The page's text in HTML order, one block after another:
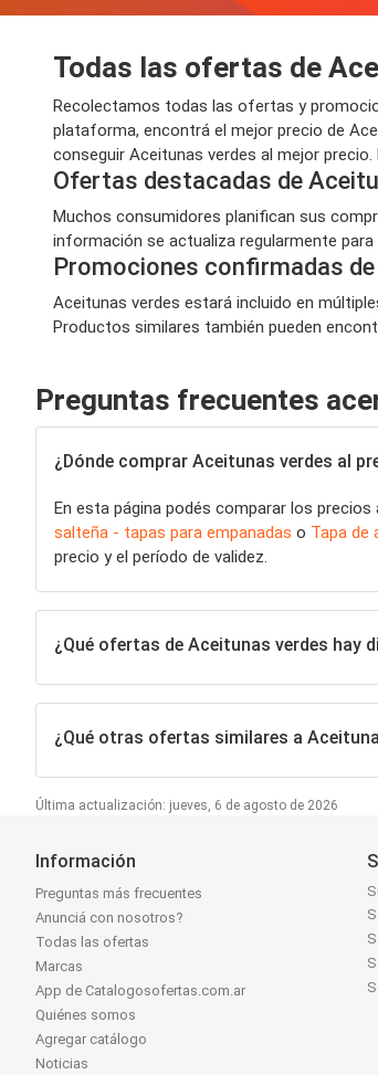
Todas las ofertas de
Recolectamos todas las ofertas y
plataforma, encontrá el mejor precio de
conseguir Aceitunas verdes al mejor precio.
Ofertas destacadas de
Muchos consumidores planifican sus
información se actualiza regularmente
Promociones confirmadas
Aceitunas verdes estará incluido en
Productos similares también pueden
Preguntas frecuentes
¿Dónde comprar Aceitunas verdes al
En esta página podés comparar los precios
salteña - tapas para empanadas o Tapa de
precio y el período de validez.
¿Qué ofertas de Aceitunas verdes hay
¿Qué otras ofertas similares a
Última actualización: jueves, 6 de agosto de 2026
Información
Preguntas más frecuentes
Anunciá con nosotros?
Todas las ofertas
Marcas
App de Catalogosofertas.com.ar
Quiénes somos
Agregar catálogo
Noticias